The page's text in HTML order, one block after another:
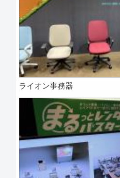
ライオン事務器